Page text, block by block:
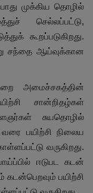
முக்கிய தொழில்
செல்லப்பட்டு,
கூறப்படுகிறது.
சந்தை ஆய்வுக்கான
அமைச்சகத்தின்
சான்றிதழ்கள்
சுயதொழில்
பயிற்சி நிலைய
வருகிறது.
ஈடுபட கடன்
கடன்பெறவும் பயிற்சி